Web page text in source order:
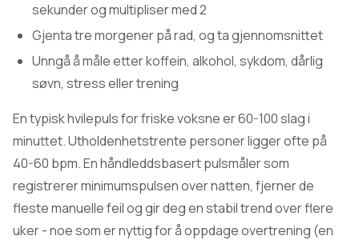
sekunder og multipliser med 2
Gjenta tre morgener på rad, og ta gjennomsnittet
Unngå å måle etter koffein, alkohol, sykdom, dårlig
søvn, stress eller trening
En typisk hvilepuls for friske voksne er 60-100 slag i
minuttet. Utholdenhetstrente personer ligger ofte på
40-60 bpm. En håndleddsbasert pulsmåler som
registrerer minimumspulsen over natten, fjerner de
fleste manuelle feil og gir deg en stabil trend over flere
uker - noe som er nyttig for å oppdage overtrening (en